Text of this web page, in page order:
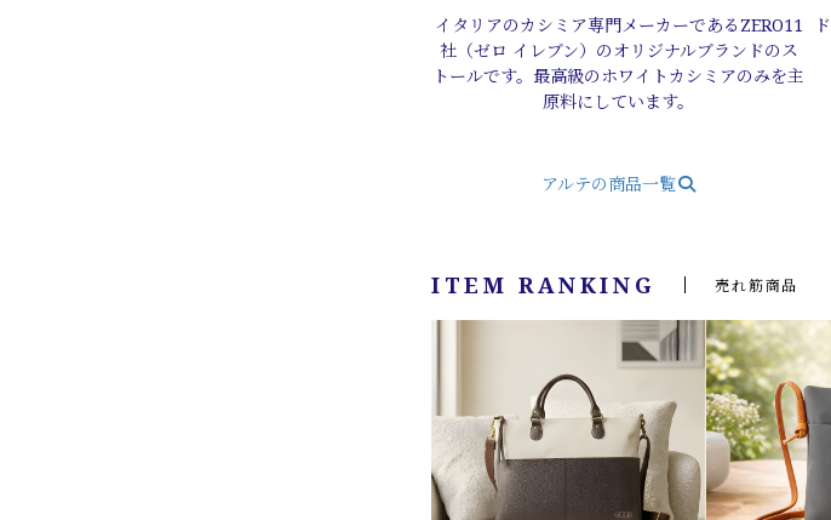
イタリアのカシミア専門メーカーであるZERO11
社（ゼロ イレブン）のオリジナルブランドのス
トールです。最高級のホワイトカシミアのみを主
原料にしています。
アルテの商品一覧
ITEM RANKING 売れ筋商品